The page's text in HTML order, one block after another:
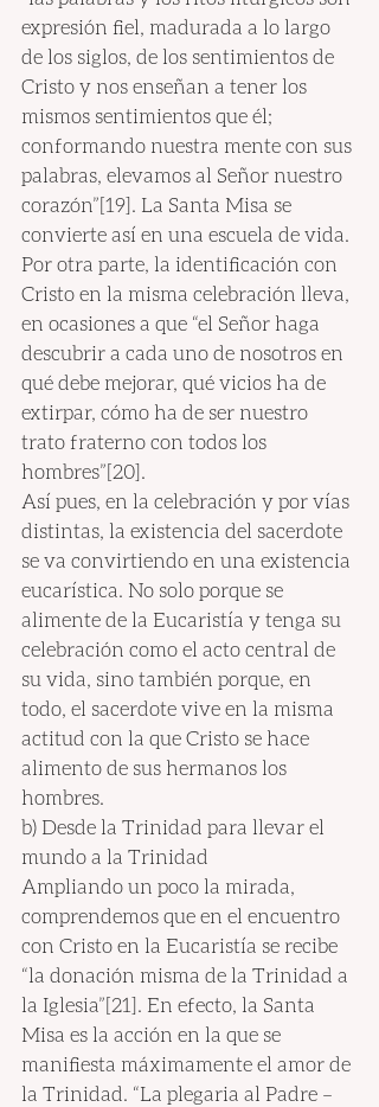
expresión fiel, madurada a lo largo
de los siglos, de los sentimientos de
Cristo y nos enseñan a tener los
mismos sentimientos que él;
conformando nuestra mente con sus
palabras, elevamos al Señor nuestro
corazón”[19]. La Santa Misa se
convierte así en una escuela de vida.
Por otra parte, la identificación con
Cristo en la misma celebración lleva,
en ocasiones a que “el Señor haga
descubrir a cada uno de nosotros en
qué debe mejorar, qué vicios ha de
extirpar, cómo ha de ser nuestro
trato fraterno con todos los
hombres”[20].
Así pues, en la celebración y por vías
distintas, la existencia del sacerdote
se va convirtiendo en una existencia
eucarística. No solo porque se
alimente de la Eucaristía y tenga su
celebración como el acto central de
su vida, sino también porque, en
todo, el sacerdote vive en la misma
actitud con la que Cristo se hace
alimento de sus hermanos los
hombres.
b) Desde la Trinidad para llevar el
mundo a la Trinidad
Ampliando un poco la mirada,
comprendemos que en el encuentro
con Cristo en la Eucaristía se recibe
“la donación misma de la Trinidad a
la Iglesia”[21]. En efecto, la Santa
Misa es la acción en la que se
manifiesta máximamente el amor de
la Trinidad. “La plegaria al Padre –